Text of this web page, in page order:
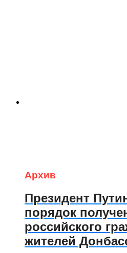
Архив
Президент
порядок
российского
жителей